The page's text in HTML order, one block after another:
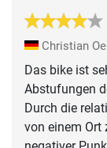
Christian
Das bike ist
Abstufungen
Durch die
von einem Ort